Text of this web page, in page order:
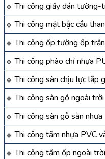
Thi công giấy dán tường-
Thi công mặt bậc cầu
Thi công ốp tường ốp
Thi công phào chỉ nhựa
Thi công sàn chịu lực lắp
Thi công sàn gỗ ngoài trời
Thi công sàn gỗ sàn nhựa
Thi công tấm nhựa PVC
Thi công tấm ốp ngoài trời